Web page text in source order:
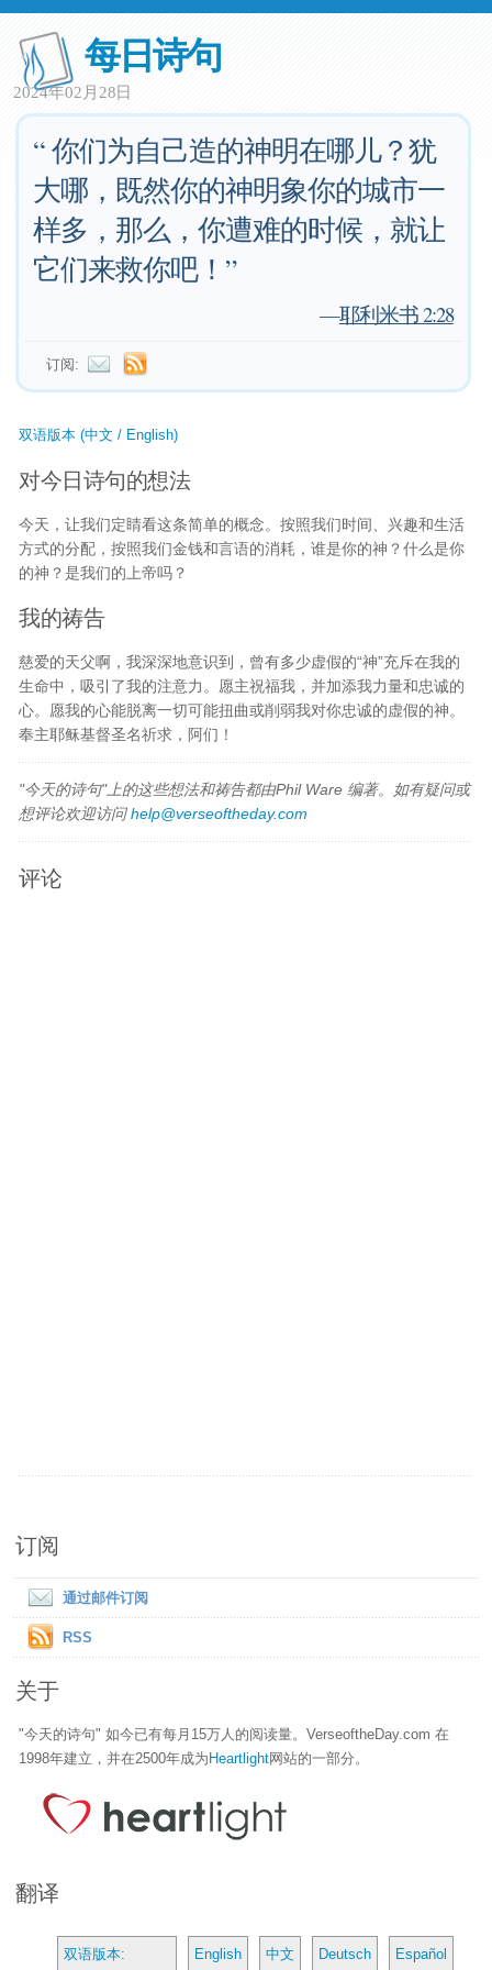
每日诗句
2024年02月28日
“ 你们为自己造的神明在哪儿？犹
大哪，既然你的神明象你的城市一
样多，那么，你遭难的时候，就让
它们来救你吧！”
—耶利米书 2:28
订阅:
双语版本 (中文 / English)
对今日诗句的想法
今天，让我们定睛看这条简单的概念。按照我们时间、兴趣和生活
方式的分配，按照我们金钱和言语的消耗，谁是你的神？什么是你
的神？是我们的上帝吗？
我的祷告
慈爱的天父啊，我深深地意识到，曾有多少虚假的“神”充斥在我的
生命中，吸引了我的注意力。愿主祝福我，并加添我力量和忠诚的
心。愿我的心能脱离一切可能扭曲或削弱我对你忠诚的虚假的神。
奉主耶稣基督圣名祈求，阿们！
"今天的诗句"上的这些想法和祷告都由Phil Ware 编著。如有疑问或
想评论欢迎访问help@verseoftheday.com
评论
订阅
通过邮件订阅
RSS
关于
"今天的诗句" 如今已有每月15万人的阅读量。VerseoftheDay.com 在
1998年建立，并在2500年成为 Heartlight网站的一部分。
翻译
双语版本: English 中文 Deutsch Español